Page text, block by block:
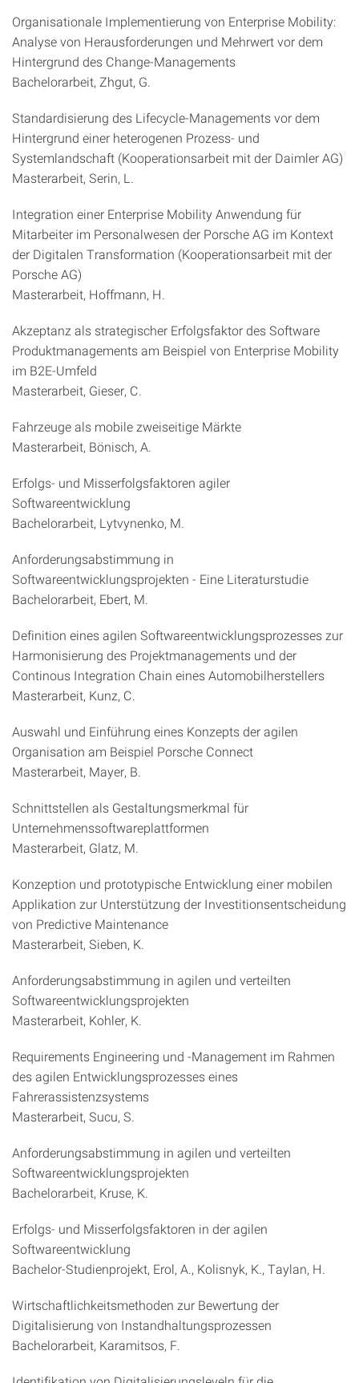
Organisationale Implementierung von Enterprise Mobility:
Analyse von Herausforderungen und Mehrwert vor dem
Hintergrund des Change-Managements
Bachelorarbeit, Zhgut, G.
Standardisierung des Lifecycle-Managements vor dem
Hintergrund einer heterogenen Prozess- und
Systemlandschaft (Kooperationsarbeit mit der Daimler AG)
Masterarbeit, Serin, L.
Integration einer Enterprise Mobility Anwendung für
Mitarbeiter im Personalwesen der Porsche AG im Kontext
der Digitalen Transformation (Kooperationsarbeit mit der
Porsche AG)
Masterarbeit, Hoffmann, H.
Akzeptanz als strategischer Erfolgsfaktor des Software
Produktmanagements am Beispiel von Enterprise Mobility
im B2E-Umfeld
Masterarbeit, Gieser, C.
Fahrzeuge als mobile zweiseitige Märkte
Masterarbeit, Bönisch, A.
Erfolgs- und Misserfolgsfaktoren agiler
Softwareentwicklung
Bachelorarbeit, Lytvynenko, M.
Anforderungsabstimmung in
Softwareentwicklungsprojekten - Eine Literaturstudie
Bachelorarbeit, Ebert, M.
Definition eines agilen Softwareentwicklungsprozesses zur
Harmonisierung des Projektmanagements und der
Continous Integration Chain eines Automobilherstellers
Masterarbeit, Kunz, C.
Auswahl und Einführung eines Konzepts der agilen
Organisation am Beispiel Porsche Connect
Masterarbeit, Mayer, B.
Schnittstellen als Gestaltungsmerkmal für
Unternehmenssoftwareplattformen
Masterarbeit, Glatz, M.
Konzeption und prototypische Entwicklung einer mobilen
Applikation zur Unterstützung der Investitionsentscheidung
von Predictive Maintenance
Masterarbeit, Sieben, K.
Anforderungsabstimmung in agilen und verteilten
Softwareentwicklungsprojekten
Masterarbeit, Kohler, K.
Requirements Engineering und -Management im Rahmen
des agilen Entwicklungsprozesses eines
Fahrerassistenzsystems
Masterarbeit, Sucu, S.
Anforderungsabstimmung in agilen und verteilten
Softwareentwicklungsprojekten
Bachelorarbeit, Kruse, K.
Erfolgs- und Misserfolgsfaktoren in der agilen
Softwareentwicklung
Bachelor-Studienprojekt, Erol, A., Kolisnyk, K., Taylan, H.
Wirtschaftlichkeitsmethoden zur Bewertung der
Digitalisierung von Instandhaltungsprozessen
Bachelorarbeit, Karamitsos, F.